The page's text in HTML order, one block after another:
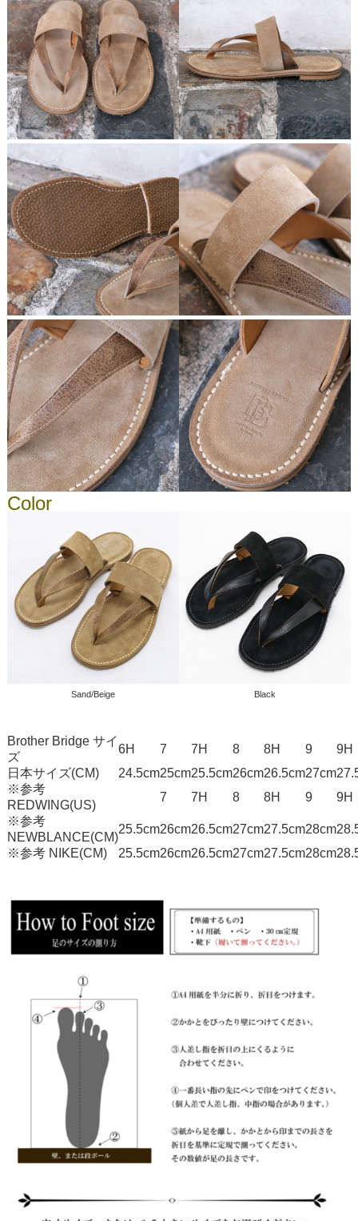
Color
Sand/Beige Black
Brother Bridge サイ
ズ
6H 7 7H 8 8H 9
9H
日本サイズ(CM)
24.5cm25cm25.5cm26cm26.5cm27cm
※参考
REDWING(US)
7 7H 8 8H 9
9H
※参考
NEWBLANCE(CM)
25.5cm26cm26.5cm27cm27.5cm28cm
※参考 NIKE(CM)
25.5cm26cm26.5cm27cm27.5cm28cm